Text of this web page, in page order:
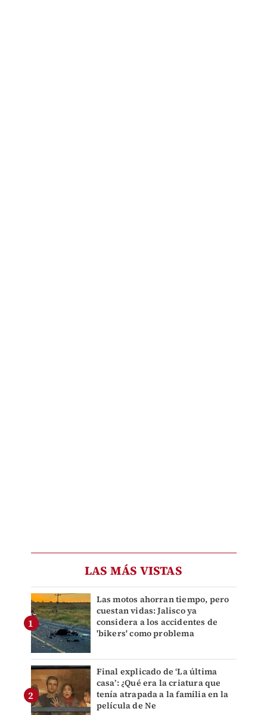
LAS MÁS VISTAS
Las motos ahorran tiempo, pero
cuestan vidas: Jalisco ya
considera a los accidentes de
'bikers' como problema
Final explicado de ‘La última
casa’: ¿Qué era la criatura que
tenía atrapada a la familia en la
película de Ne